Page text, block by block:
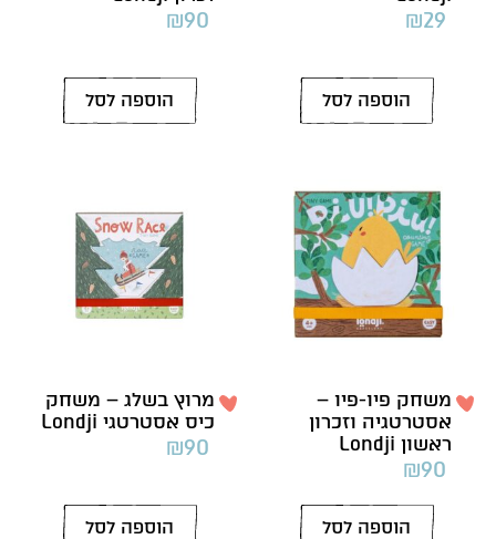
₪29
הוספה לסל
₪90
הוספה לסל
משחק פיו-פיו –
אסטרטגיה וזכרון
ראשון Londji
₪90
הוספה לסל
מרוץ בשלג – משחק
כיס אסטרטגי Londji
₪90
הוספה לסל